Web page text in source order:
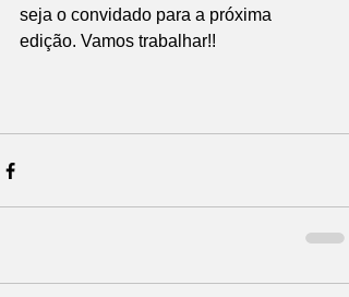
seja o convidado para a próxima
edição. Vamos trabalhar!!